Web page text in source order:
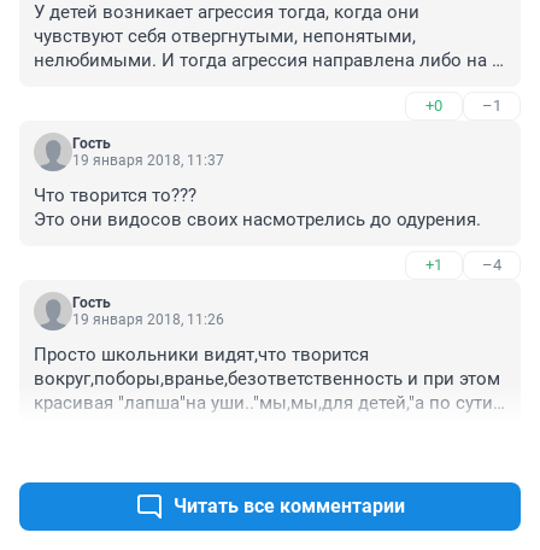
У детей возникает агрессия тогда, когда они
чувствуют себя отвергнутыми, непонятыми,
нелюбимыми. И тогда агрессия направлена либо на
приводит вот к таким ситуациям. Родителям и
учителям нужно больше работать с детьми: родителям
- дома, учителям - в школе. И, конечно, школьный
+0 –1
Гость
19 января 2018, 11:37
Что творится то???
Это они видосов своих насмотрелись до одурения.
+1 –4
Гость
19 января 2018, 11:26
Просто школьники видят,что творится
вокруг,поборы,вранье,безответственность и при этом
красивая "лапша"на уши.."мы,мы,для детей,"а по сути
Читать все комментарии